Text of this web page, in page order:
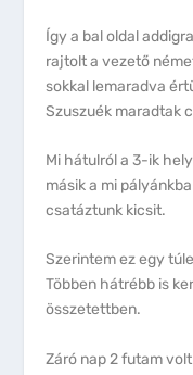
Így a bal oldal
rajtolt a vezető
sokkal lemaradva
Szuszuék maradtak
Mi hátulról a 3-ik
másik a mi
csatáztunk kicsit.
Szerintem ez egy
Többen hátrébb is
összetettben.
Záró nap 2 futam